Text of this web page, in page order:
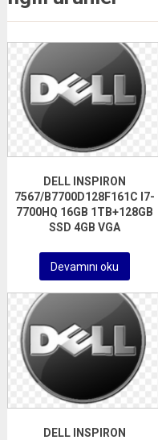
DELL INSPIRON
7567/B7700D128F161C I7-
7700HQ 16GB 1TB+128GB
SSD 4GB VGA
Devamını oku
DELL INSPIRON